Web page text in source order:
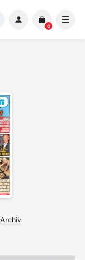
0
Archiv